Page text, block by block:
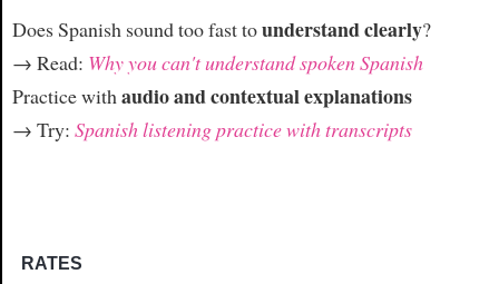
Does Spanish sound too fast tounderstand clearly?
→ Read: Why you can't understand spoken Spanish
Practice with audio and contextual explanations
→ Try: Spanish listening practice with transcripts
RATES